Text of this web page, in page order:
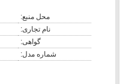
محل منبع:
نام تجاری:
گواهی:
شماره مدل: